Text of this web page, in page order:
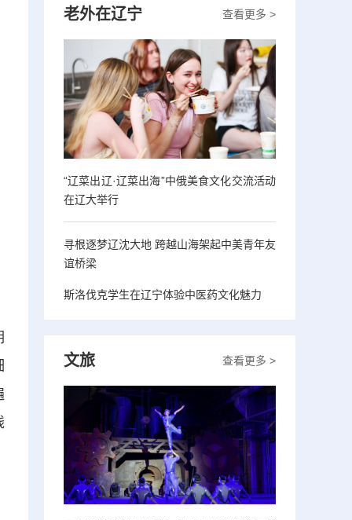
查看更多 >
老外在辽宁
“辽菜出辽·辽菜出海”中俄美食文化交流活动
在辽大举行
寻根逐梦辽沈大地 跨越山海架起中美青年友
谊桥梁
斯洛伐克学生在辽宁体验中医药文化魅力
查看更多 >
文旅